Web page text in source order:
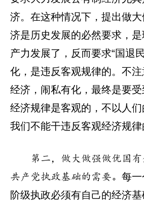
济。在这种情况下，提出做
济是历史发展的必然要求，
产力发展了，反而要求“国退
化，是违反客观规律的。不
经济，闹私有化，最终是要受
经济规律是客观的，不以人们
我们不能干违反客观经济规律
第二，做大做强做优国
共产党执政基础的需要。 每
阶级执政必须有自己的经济